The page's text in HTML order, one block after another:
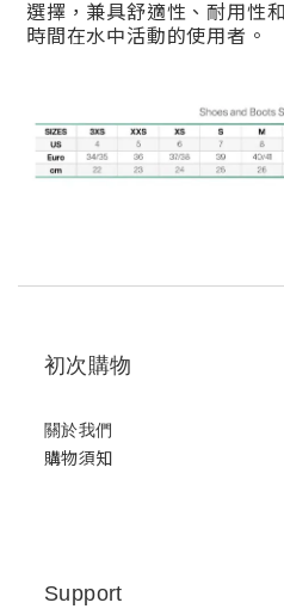
選擇，兼具舒適性、耐用性
時間在水中活動的使用者。
初次購物
關於我們
購物須知
Support